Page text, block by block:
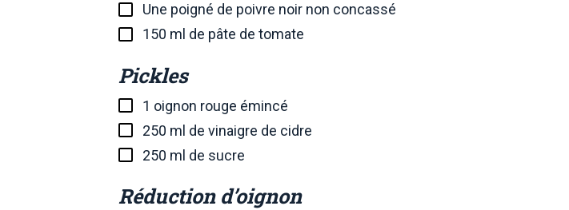
Une poigné de poivre noir non concassé
150 ml de pâte de tomate
Pickles
1 oignon rouge émincé
250 ml de vinaigre de cidre
250 ml de sucre
Réduction d’oignon